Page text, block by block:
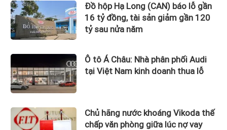
Đồ hộp Hạ Long (CAN) báo lỗ gần
16 tỷ đồng, tài sản giảm gần 120
tỷ sau nửa năm
Ô tô Á Châu: Nhà phân phối Audi
tại Việt Nam kinh doanh thua lỗ
Chủ hãng nước khoáng Vikoda thế
chấp văn phòng giữa lúc nợ vay